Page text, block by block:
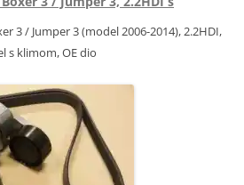
3 / Jumper 3 (model 2006-2014), 2.2HDI,
s klimom, OE dio